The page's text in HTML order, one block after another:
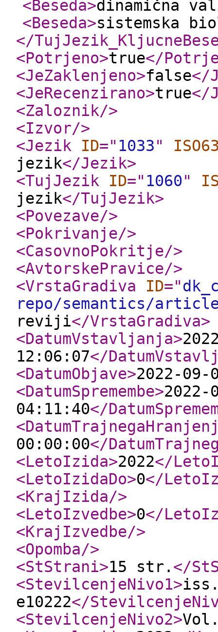
<Beseda>dinamična
<Beseda>sistemska
</
<Potrjeno>true</
<JeZaklenjeno>false</
<JeRecenzirano>true</
<Zaloznik/>
<Izvor/>
<Jezik
ID=" 1033"
jezik</Jezik>
<TujJezik
ID=" 1060"
jezik</TujJezik>
<Povezave/>
<Pokrivanje/>
<CasovnoPokritje/>
<AvtorskePravice/>
<VrstaGradiva
ID="
repo/semantics/
reviji</VrstaGradiva>
<DatumVstavljanja>
12:06:07</
<DatumObjave>2022-09-
<DatumSpremembe>2022-
04:11:40</
00:00:00</
<LetoIzida>2022</
<LetoIzidaDo>0</
<KrajIzida/>
<LetoIzvedbe>0</
<KrajIzvedbe/>
<Opomba/>
<StStrani>15 str. </
<StevilcenjeNivo1>
e10222</
<StevilcenjeNivo2>